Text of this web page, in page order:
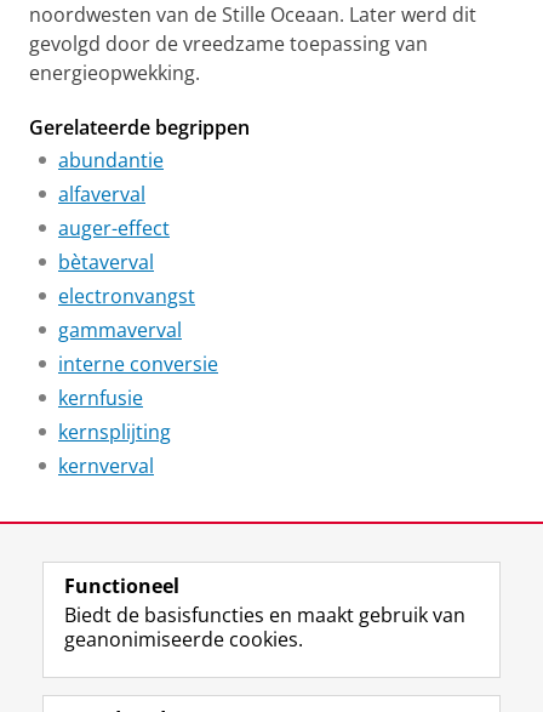
noordwesten van de Stille Oceaan. Later werd dit
gevolgd door de vreedzame toepassing van
energieopwekking.
Gerelateerde begrippen
abundantie
alfaverval
auger-effect
bètaverval
electronvangst
gammaverval
interne conversie
kernfusie
kernsplijting
kernverval
View this page in:English
Volg de RUG
F
a
L
i
R
S
I
n
Y
o
Functioneel
Biedt de basisfuncties en maakt gebruik van
geanonimiseerde cookies.